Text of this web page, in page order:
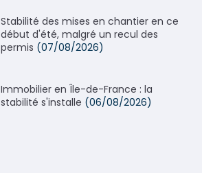
Stabilité des mises en chantier en ce
début d'été, malgré un recul des
permis (07/08/2026)
Immobilier en Île-de-France : la
stabilité s'installe (06/08/2026)